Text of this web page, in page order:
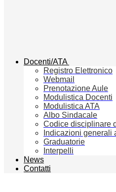
Docenti/ATA
Registro Elettronico
Webmail
Prenotazione Aule
Modulistica Docenti
Modulistica ATA
Albo Sindacale
Codice disciplinare
Indicazioni generali
Graduatorie
Interpelli
News
Contatti